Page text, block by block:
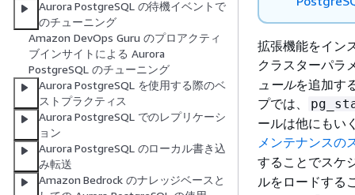
Aurora PostgreSQL の待機イベントで
のチューニング
Amazon DevOps Guru のプロアクティ
ブインサイトによる Aurora
PostgreSQL のチューニング
Aurora PostgreSQL を使用する際のベ
ストプラクティス
Aurora PostgreSQL でのレプリケーシ
ョン
Aurora PostgreSQL のローカル書き込
み転送
Amazon Bedrock のナレッジベースと
拡張機能をイン
クラスターパラ
ュールを追加す
プでは、
ールは他にもい
メンテナンスの
することでスケ
ルをロードする